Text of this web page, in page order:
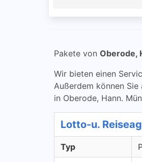
Pakete von Oberode,
Wir bieten einen
Außerdem können
in Oberode, Hann.
Lotto-u.
Typ